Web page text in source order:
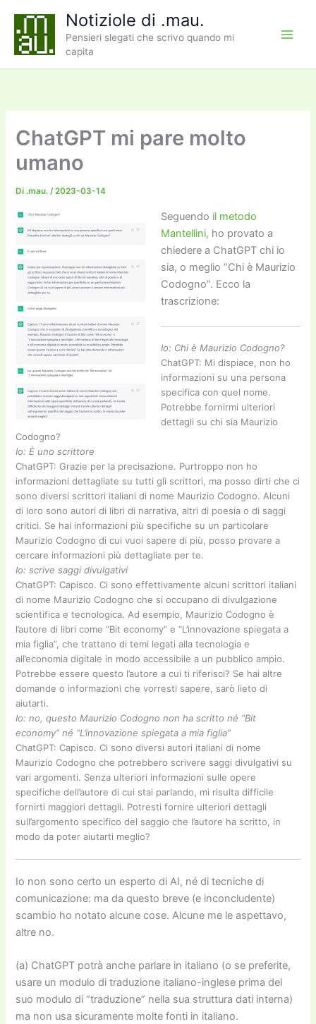
contenuto
Notiziole di .mau.
Pensieri slegati che scrivo quando mi
capita
ChatGPT mi pare molto
umano
Di .mau./2023-03-14
Seguendo il metodo
Mantellini, ho provato a
chiedere a ChatGPT chi io
sia, o meglio “Chi è Maurizio
Codogno”. Ecco la
trascrizione:
Io: Chi è Maurizio Codogno?
ChatGPT: Mi dispiace, non ho
informazioni su una persona
specifica con quel nome.
Potrebbe fornirmi ulteriori
dettagli su chi sia Maurizio
Codogno?
Io: È uno scrittore
ChatGPT: Grazie per la precisazione. Purtroppo non ho
informazioni dettagliate su tutti gli scrittori, ma posso dirti che ci
sono diversi scrittori italiani di nome Maurizio Codogno. Alcuni
di loro sono autori di libri di narrativa, altri di poesia o di saggi
critici. Se hai informazioni più specifiche su un particolare
Maurizio Codogno di cui vuoi sapere di più, posso provare a
cercare informazioni più dettagliate per te.
Io: scrive saggi divulgativi
ChatGPT: Capisco. Ci sono effettivamente alcuni scrittori italiani
di nome Maurizio Codogno che si occupano di divulgazione
scientifica e tecnologica. Ad esempio, Maurizio Codogno è
l’autore di libri come “Bit economy” e “L’innovazione spiegata a
mia figlia”, che trattano di temi legati alla tecnologia e
all’economia digitale in modo accessibile a un pubblico ampio.
Potrebbe essere questo l’autore a cui ti riferisci? Se hai altre
domande o informazioni che vorresti sapere, sarò lieto di
aiutarti.
Io: no, questo Maurizio Codogno non ha scritto né “Bit
economy” né “L’innovazione spiegata a mia figlia”
ChatGPT: Capisco. Ci sono diversi autori italiani di nome
Maurizio Codogno che potrebbero scrivere saggi divulgativi su
vari argomenti. Senza ulteriori informazioni sulle opere
specifiche dell’autore di cui stai parlando, mi risulta difficile
fornirti maggiori dettagli. Potresti fornire ulteriori dettagli
sull’argomento specifico del saggio che l’autore ha scritto, in
modo da poter aiutarti meglio?
Io non sono certo un esperto di AI, né di tecniche di
comunicazione: ma da questo breve (e inconcludente)
scambio ho notato alcune cose. Alcune me le aspettavo,
altre no.
(a) ChatGPT potrà anche parlare in italiano (o se preferite,
usare un modulo di traduzione italiano-inglese prima del
suo modulo di “traduzione” nella sua struttura dati interna)
ma non usa sicuramente molte fonti in italiano.